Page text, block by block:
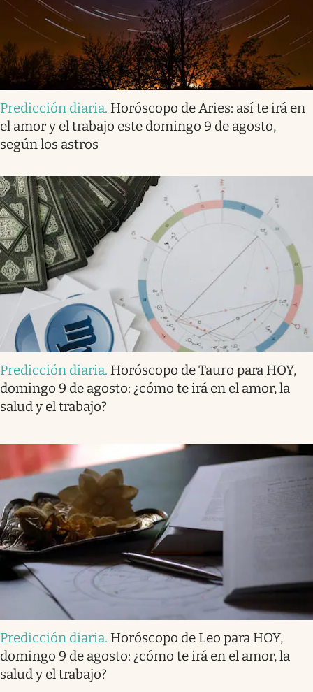
Predicción diaria. Horóscopo de Aries: así te irá en
el amor y el trabajo este domingo 9 de agosto,
según los astros
Predicción diaria. Horóscopo de Tauro para HOY,
domingo 9 de agosto: ¿cómo te irá en el amor, la
salud y el trabajo?
Predicción diaria. Horóscopo de Leo para HOY,
domingo 9 de agosto: ¿cómo te irá en el amor, la
salud y el trabajo?